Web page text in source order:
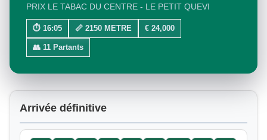
PRIX LE TABAC DU CENTRE - LE PETIT QUEVI
⏱ 16:05 📏 2150 METRE € 24,000
👥 11 Partants
Arrivée définitive